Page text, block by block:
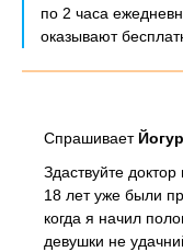
по 2 часа
оказывают
Спрашивает
Здаствуйте
18 лет уже были
когда я начил
девушки не